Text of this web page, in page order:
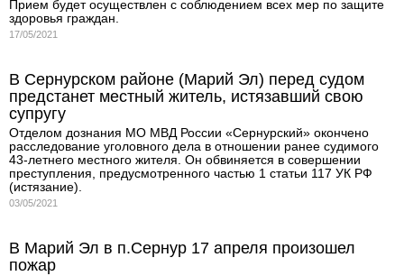
Прием будет осуществлен с соблюдением всех мер по защите
здоровья граждан.
17/05/2021
В Сернурском районе (Марий Эл) перед судом
предстанет местный житель, истязавший свою
супругу
Отделом дознания МО МВД России «Сернурский» окончено
расследование уголовного дела в отношении ранее судимого
43-летнего местного жителя. Он обвиняется в совершении
преступления, предусмотренного частью 1 статьи 117 УК РФ
(истязание).
03/05/2021
В Марий Эл в п.Сернур 17 апреля произошел
пожар